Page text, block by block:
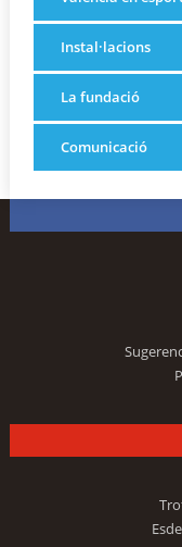
Instal·lacions
La fundació
Comunicació